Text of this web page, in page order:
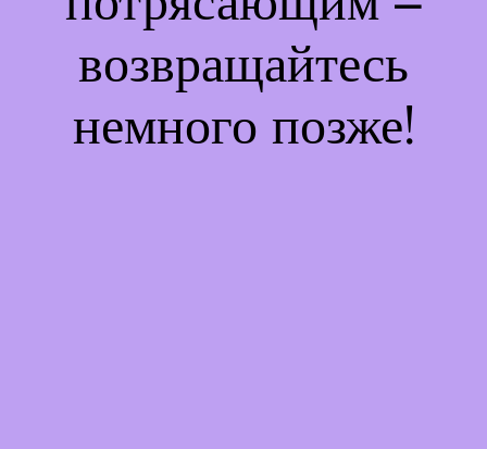
возвращайтесь
немного позже!